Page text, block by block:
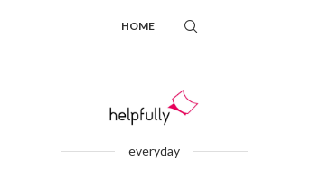
HOME
everyday